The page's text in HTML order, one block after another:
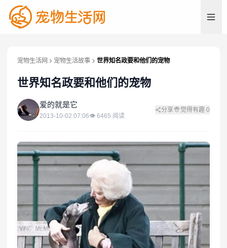
宠物生活网 宠物生活故事 世界知名政要和他们的宠物
世界知名政要和他们的宠物
爱 爱的就是它
2013-10-02 07:06👁 6465 阅读
分享 觉得有趣 0